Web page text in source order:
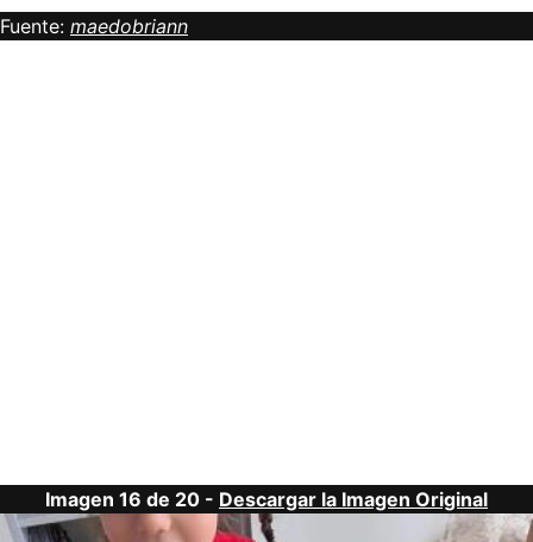
Fuente: maedobriann
Imagen 16 de 20 - Descargar la Imagen Original